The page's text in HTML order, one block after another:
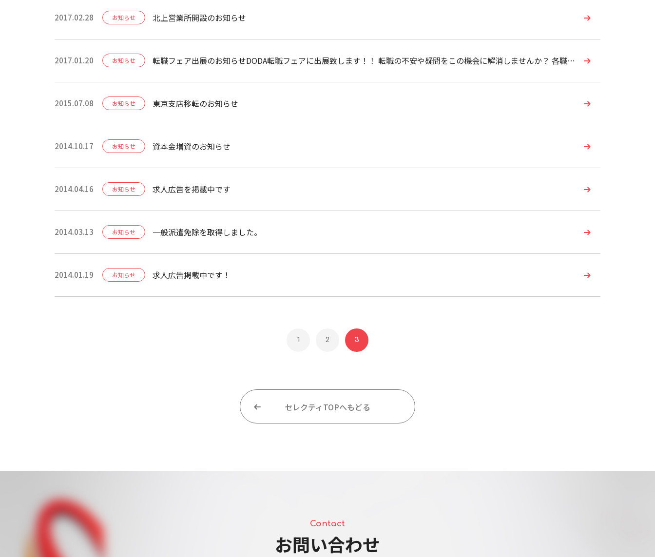
2017.02.28 お知らせ 北上営業所開設のお知らせ
2017.01.20 お知らせ
転職フェア出展のお知らせDODA転職フェアに出展致します！！ 転職の不安や疑問をこの機会に解消しませんか？ 各職種
are_1003 皆様のご来場心よりお待ちしております。
2015.07.08 お知らせ 東京支店移転のお知らせ
2014.10.17 お知らせ 資本金増資のお知らせ
2014.04.16 お知らせ 求人広告を掲載中です
2014.03.13 お知らせ 一般派遣免除を取得しました。
2014.01.19 お知らせ 求人広告掲載中です！
1 2 3
セレクティTOPへもどる
Contact
お問い合わせ